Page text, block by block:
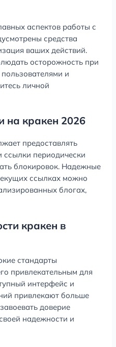
аспектов работы с
средства
ваших действий.
осторожность при
и
личной
на кракен 2026
предоставлять
ссылки периодически
блокировок. Надежные
ссылках можно
блогах,
кракен в
стандарты
привлекательным для
интерфейс и
привлекают больше
доверие
надежности и